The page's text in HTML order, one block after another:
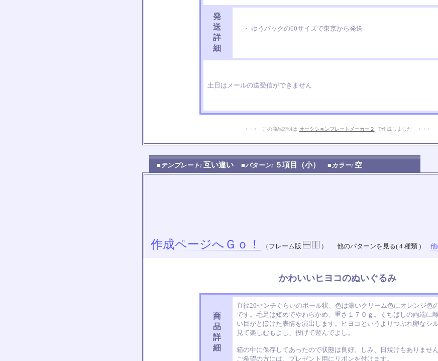
発
送
詳
細
・ ゆうパックの60サイズで東京から発送
土日はメールの送受信ができません
+ + + この商品説明は オークションプレートメーカー２ で作成しました + + +
■テンプレート: 互い違い ■パターン: ５項目（小） ■カラー: 空
作成ページへＧｏ！ （フレーム版 ） 他のパターンを見る( 4 種類 )
かわいいヒヨコのぬいぐるみ
商
品
詳
細
直径20センチぐらいのボール状、色は濃いクリーム色にオレンジ色
です。毛足は短めでやわらかめ、重さ１７０ｇ。くちばしの両端に
い目がとぼけた表情を演出します。ヒヨコというよりつぶれ卵なシ
見て楽しむもよし、投げて遊んでよし。
箱の中に保存してあったので状態は良好。しみ、日焼けもありません
ご希望の方には、プレゼント用にリボンを付けます。